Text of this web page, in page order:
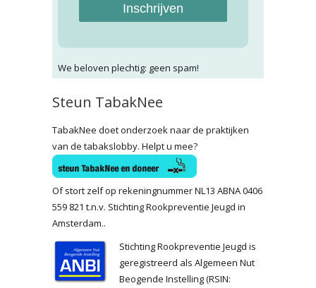
Inschrijven
We beloven plechtig: geen spam!
Steun TabakNee
TabakNee doet onderzoek naar de praktijken
van de tabakslobby. Helpt u mee?
Of stort zelf op rekeningnummer NL13 ABNA 0406
559 821 t.n.v. Stichting Rookpreventie Jeugd in
Amsterdam..
Stichting Rookpreventie Jeugd is
geregistreerd als Algemeen Nut
Beogende Instelling (RSIN: